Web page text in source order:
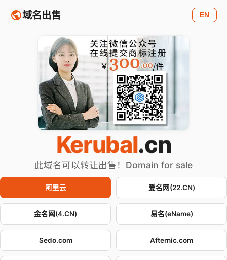
域名出售 EN
Kerubal.cn
此域名可以转让出售！Domain for sale
阿里云 爱名网(22.CN)
金名网(4.CN) 易名(eName)
Sedo.com Afternic.com